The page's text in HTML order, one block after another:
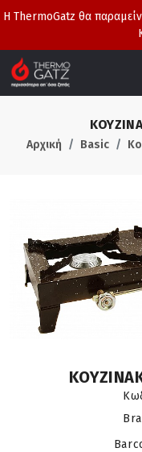
Η ThermoGatz θα
Αρχική Basic